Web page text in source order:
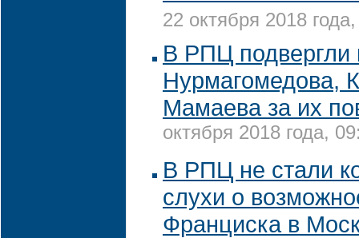
22 октября 2018
В РПЦ подвергли
Нурмагомедова,
Мамаева за их
октября 2018 года,
В РПЦ не стали
слухи о
Франциска в